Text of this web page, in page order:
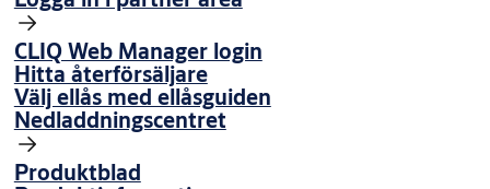
CLIQ Web Manager login
Hitta återförsäljare
Välj ellås med ellåsguiden
Nedladdningscentret
Produktblad